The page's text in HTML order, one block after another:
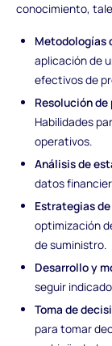
conocimiento,
Metodologías
aplicación de
efectivos de
Resolución
Habilidades
operativos.
Análisis de
datos
Estrategias
optimización
de suministro.
Desarrollo y
seguir
Toma de
para tomar